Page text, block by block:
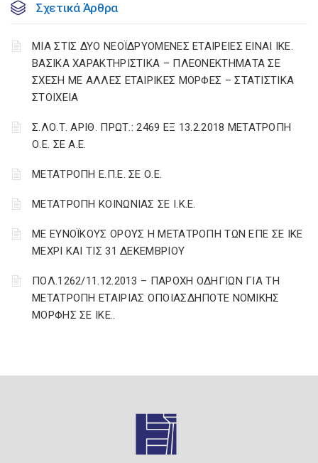
Σχετικά Άρθρα
ΜΙΑ ΣΤΙΣ ΔΥΟ ΝΕΟΪΔΡΥΟΜΕΝΕΣ ΕΤΑΙΡΕΙΕΣ ΕΙΝΑΙ ΙΚΕ.
ΒΑΣΙΚΑ ΧΑΡΑΚΤΗΡΙΣΤΙΚΑ – ΠΛΕΟΝΕΚΤΗΜΑΤΑ ΣΕ
ΣΧΕΣΗ ΜΕ ΑΛΛΕΣ ΕΤΑΙΡΙΚΕΣ ΜΟΡΦΕΣ – ΣΤΑΤΙΣΤΙΚΑ
ΣΤΟΙΧΕΙΑ
Σ.ΛΟ.Τ. ΑΡΙΘ. ΠΡΩΤ.: 2469 ΕΞ 13.2.2018 ΜΕΤΑΤΡΟΠΗ
Ο.Ε. ΣΕ Α.Ε.
ΜΕΤΑΤΡΟΠΗ Ε.Π.Ε. ΣΕ Ο.Ε.
ΜΕΤΑΤΡΟΠΗ ΚΟΙΝΩΝΙΑΣ ΣΕ Ι.Κ.Ε.
ΜΕ ΕΥΝΟΪΚΟΥΣ ΟΡΟΥΣ Η ΜΕΤΑΤΡΟΠΗ ΤΩΝ ΕΠΕ ΣΕ ΙΚΕ
ΜΕΧΡΙ ΚΑΙ ΤΙΣ 31 ΔΕΚΕΜΒΡΙΟΥ
ΠΟΛ.1262/11.12.2013 – ΠΑΡΟΧΗ ΟΔΗΓΙΩΝ ΓΙΑ ΤΗ
ΜΕΤΑΤΡΟΠΗ ΕΤΑΙΡΙΑΣ ΟΠΟΙΑΣΔΗΠΟΤΕ ΝΟΜΙΚΗΣ
ΜΟΡΦΗΣ ΣΕ ΙΚΕ..